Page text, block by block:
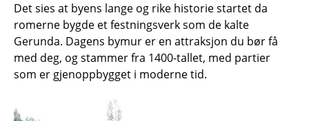
Det sies at byens lange og rike historie startet da
romerne bygde et festningsverk som de kalte
Gerunda. Dagens bymur er en attraksjon du bør få
med deg, og stammer fra 1400-tallet, med partier
som er gjenoppbygget i moderne tid.